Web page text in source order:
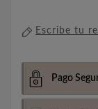
Escribe tu
Pago